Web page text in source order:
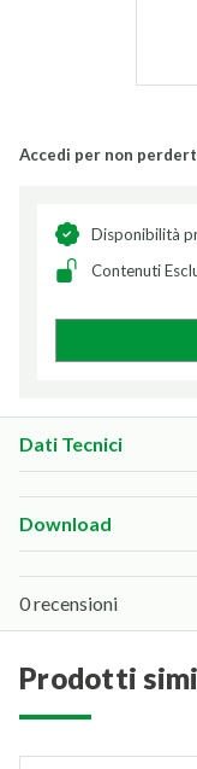
Accedi per non
Disponibilità
Contenuti
Dati Tecnici
Download
0 recensioni
prodotti